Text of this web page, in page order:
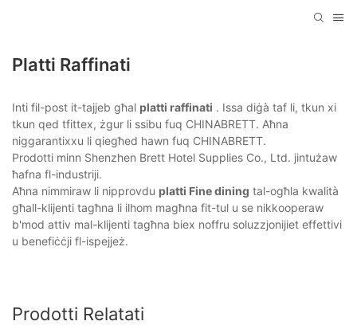
Platti Raffinati
Inti fil-post it-tajjeb għal platti raffinati . Issa diġà taf li, tkun xi
tkun qed tfittex, żgur li ssibu fuq CHINABRETT. Aħna
niggarantixxu li qiegħed hawn fuq CHINABRETT.
Prodotti minn Shenzhen Brett Hotel Supplies Co., Ltd. jintużaw
ħafna fl-industriji.
Aħna nimmiraw li nipprovdu platti Fine dining tal-ogħla kwalità
għall-klijenti tagħna li ilhom magħna fit-tul u se nikkooperaw
b'mod attiv mal-klijenti tagħna biex noffru soluzzjonijiet effettivi
u benefiċċji fl-ispejjeż.
Prodotti Relatati